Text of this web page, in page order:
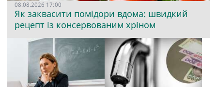
08.08.2026 17:00
Як заквасити помідори вдома: швидкий
рецепт із консервованим хріном